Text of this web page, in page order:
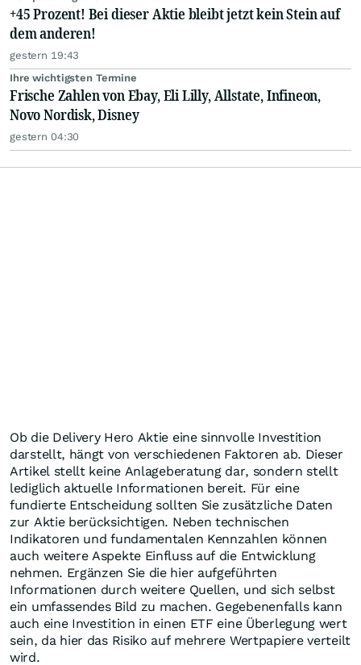
+45 Prozent! Bei dieser Aktie bleibt jetzt kein Stein auf
dem anderen!
gestern 19:43
Ihre wichtigsten Termine
Frische Zahlen von Ebay, Eli Lilly, Allstate, Infineon,
Novo Nordisk, Disney
gestern 04:30
Ob die Delivery Hero Aktie eine sinnvolle Investition
darstellt, hängt von verschiedenen Faktoren ab. Dieser
Artikel stellt keine Anlageberatung dar, sondern stellt
lediglich aktuelle Informationen bereit. Für eine
fundierte Entscheidung sollten Sie zusätzliche Daten
zur Aktie berücksichtigen. Neben technischen
Indikatoren und fundamentalen Kennzahlen können
auch weitere Aspekte Einfluss auf die Entwicklung
nehmen. Ergänzen Sie die hier aufgeführten
Informationen durch weitere Quellen, und sich selbst
ein umfassendes Bild zu machen. Gegebenenfalls kann
auch eine Investition in einen ETF eine Überlegung wert
sein, da hier das Risiko auf mehrere Wertpapiere verteilt
wird.